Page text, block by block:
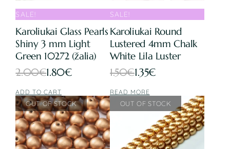
SALE!
Karoliukai Glass Pearls
Shiny 3 mm Light
Green 10272 (žalia)
2.00€
Original
price
was:
2.00€.
1.80€
Current
price
is:
1.80€.
ADD TO CART
SALE!
Karoliukai Round
Lustered 4mm Chalk
White Lila Luster
1.50€
Original
price
was:
1.50€.
1.35€
Current
price
is:
1.35€.
READ MORE